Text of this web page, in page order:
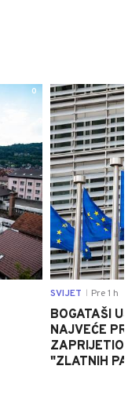
0
SVIJET Pre 1 h
BOGATAŠI
NAJVEĆE
ZAPRIJETIO
"ZLATNIH